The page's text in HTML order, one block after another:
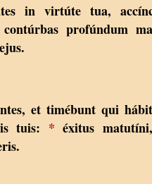
in virtúte tua,
profúndum
et timébunt qui
tuis: * éxitus